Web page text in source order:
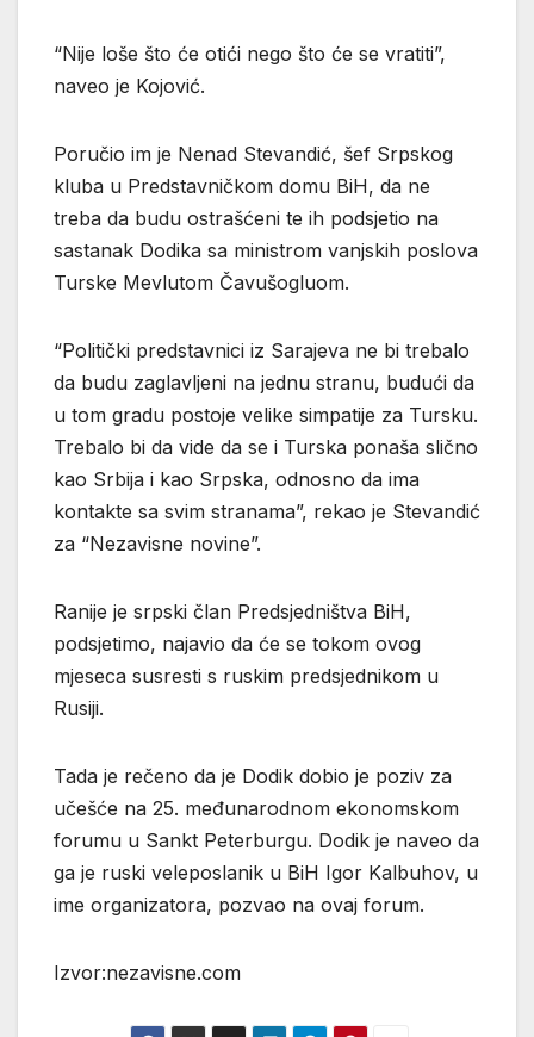
“Nije loše što će otići nego što će se vratiti”,
naveo je Kojović.
Poručio im je Nenad Stevandić, šef Srpskog
kluba u Predstavničkom domu BiH, da ne
treba da budu ostrašćeni te ih podsjetio na
sastanak Dodika sa ministrom vanjskih poslova
Turske Mevlutom Čavušogluom.
“Politički predstavnici iz Sarajeva ne bi trebalo
da budu zaglavljeni na jednu stranu, budući da
u tom gradu postoje velike simpatije za Tursku.
Trebalo bi da vide da se i Turska ponaša slično
kao Srbija i kao Srpska, odnosno da ima
kontakte sa svim stranama”, rekao je Stevandić
za “Nezavisne novine”.
Ranije je srpski član Predsjedništva BiH,
podsjetimo, najavio da će se tokom ovog
mjeseca susresti s ruskim predsjednikom u
Rusiji.
Tada je rečeno da je Dodik dobio je poziv za
učešće na 25. međunarodnom ekonomskom
forumu u Sankt Peterburgu. Dodik je naveo da
ga je ruski veleposlanik u BiH Igor Kalbuhov, u
ime organizatora, pozvao na ovaj forum.
Izvor:nezavisne.com